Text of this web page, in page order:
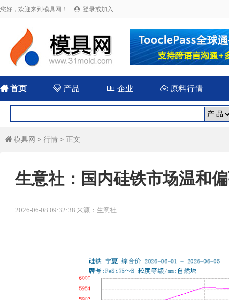
您好，欢迎来到模具网！  登录或加入
首页  产品 企业 原料行情
 模具网 > 行情 > 正文
生意社：国内硅铁市场温和
2026-06-08 09:32:38 来源：生意社